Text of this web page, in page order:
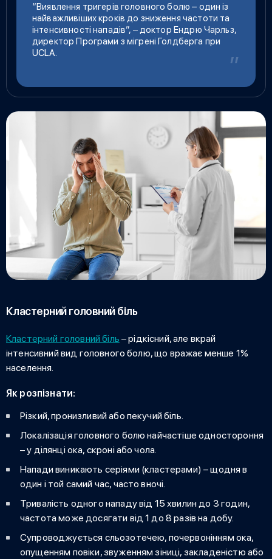
“Виявлення тригерів головного болю – один із
найважливіших кроків до зниження частоти та
інтенсивності нападів”, – доктор Ендрю Чарльз,
директор Програми з мігрені Голдберга при
UCLA.
Кластерний головний біль
Кластерний головний біль – рідкісний, але вкрай
інтенсивний вид головного болю, що вражає менше 1%
населення.
Як розпізнати:
Різкий, пронизливий або пекучий біль.
Локалізація головного болю найчастіше одностороння
– у ділянці ока, скроні або чола.
Напади виникають серіями (кластерами) – щодня в
один і той самий час, часто вночі.
Тривалість одного нападу від 15 хвилин до 3 годин,
частота може досягати від 1 до 8 разів на добу.
Супроводжується сльозотечею, почервонінням ока,
опущенням повіки, звуженням зіниці, закладеністю або